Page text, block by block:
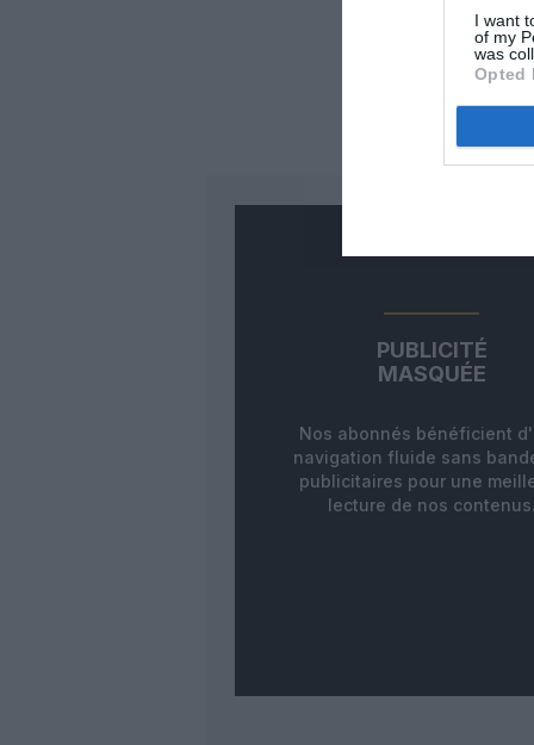
I want
of my
was
Opted
PUBLICITÉ
MASQUÉE
Nos abonnés bénéficient
navigation fluide sans
publicitaires pour une
lecture de nos contenus.